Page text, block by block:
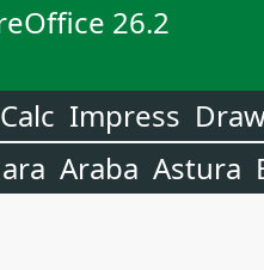
26.2
Calc Impress
Araba Astura